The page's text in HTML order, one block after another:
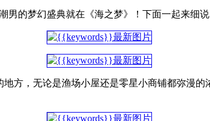
的梦幻盛典就在《海之梦》！下面一起来细
方，无论是渔场小屋还是零星小商铺都弥漫